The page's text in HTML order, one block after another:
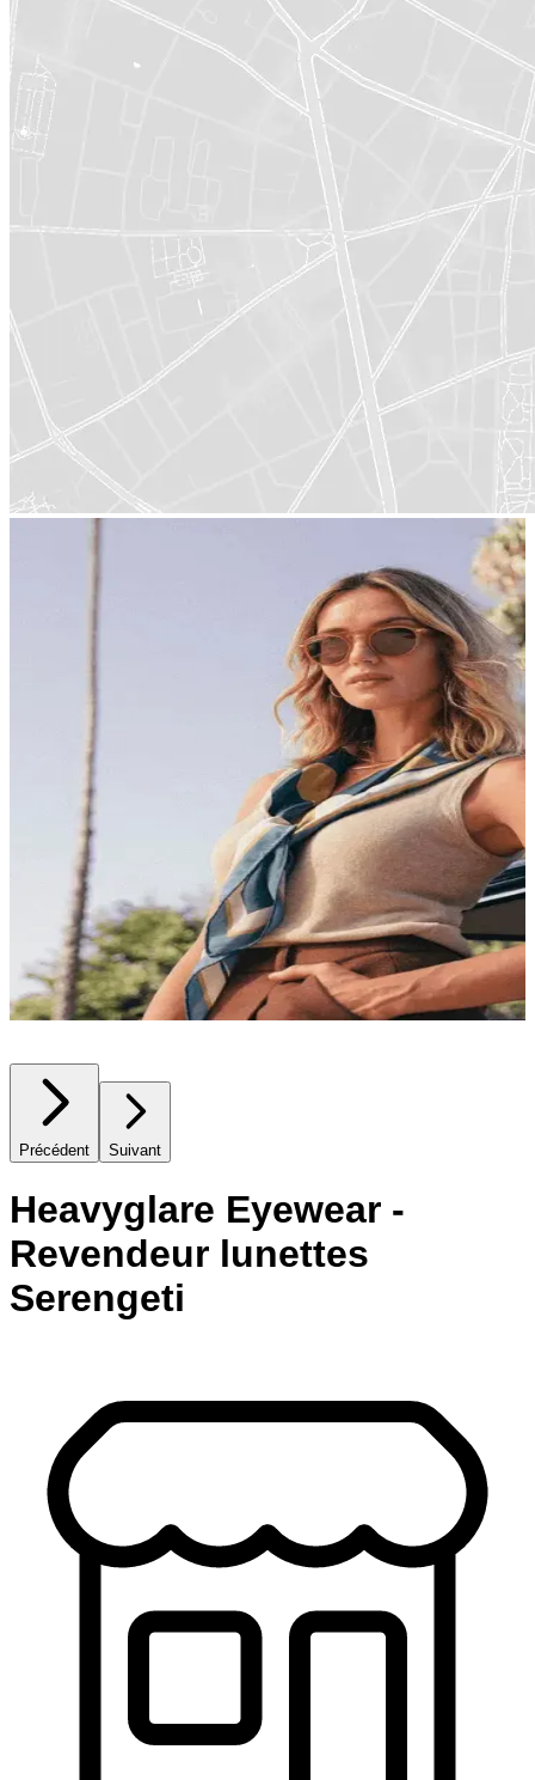
Précédent Suivant
Heavyglare Eyewear -
Revendeur lunettes
Serengeti